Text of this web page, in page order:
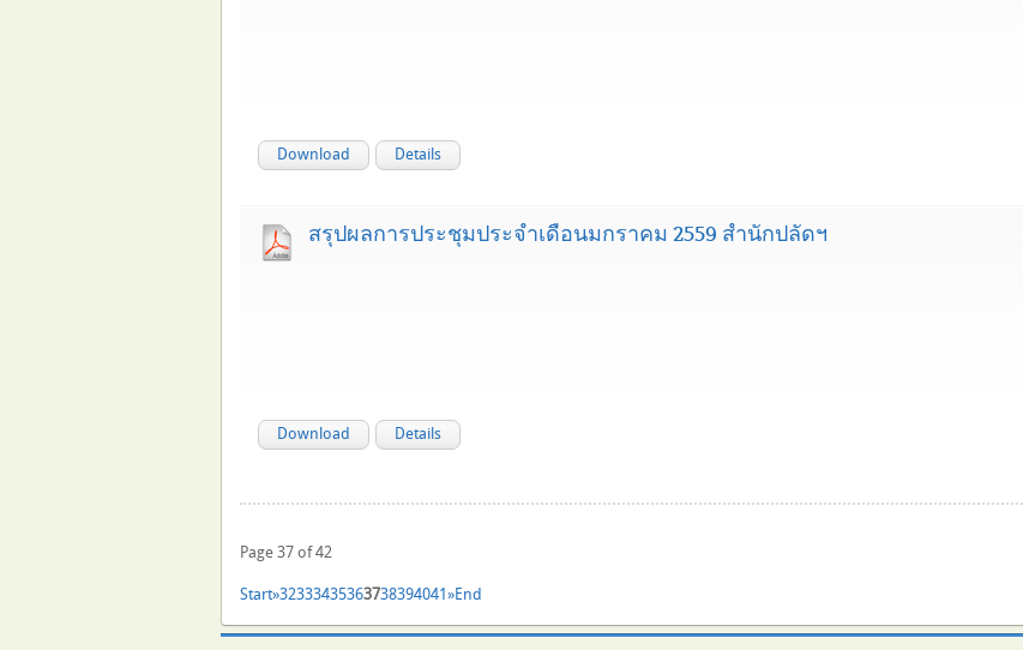
Download Details
สรุปผลการประชุมประจำเดือนมกราคม 2559 สำนักปลัดฯ
Download Details
Page 37 of 42
Start»32333435363738394041 »End